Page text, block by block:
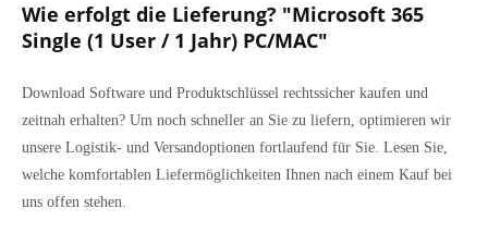
Wie erfolgt die Lieferung? "Microsoft 365
Single (1 User / 1 Jahr) PC/MAC"
Download Software und Produktschlüssel rechtssicher kaufen und
zeitnah erhalten? Um noch schneller an Sie zu liefern, optimieren wir
unsere Logistik- und Versandoptionen fortlaufend für Sie. Lesen Sie,
welche komfortablen Liefermöglichkeiten Ihnen nach einem Kauf bei
uns offen stehen.